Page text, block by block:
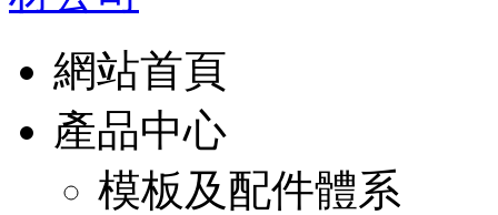
網站首頁
產品中心
模板及配件體系